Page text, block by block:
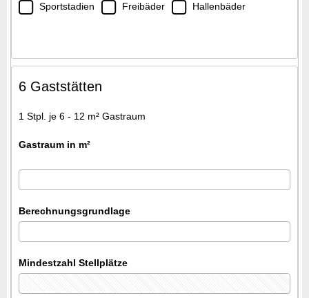
Sportstadien Freibäder Hallenbäder
6 Gaststätten
1 Stpl. je 6 - 12 m² Gastraum
Gastraum in m²
Berechnungsgrundlage
Mindestzahl Stellplätze